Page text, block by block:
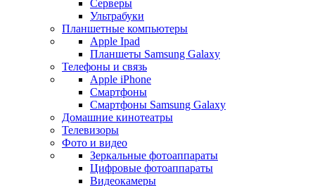
Серверы
Ультрабуки
Планшетные компьютеры
Apple Ipad
Планшеты Samsung Galaxy
Телефоны и связь
Apple iPhone
Смартфоны
Смартфоны Samsung Galaxy
Домашние кинотеатры
Телевизоры
Фото и видео
Зеркальные фотоаппараты
Цифровые фотоаппараты
Видеокамеры